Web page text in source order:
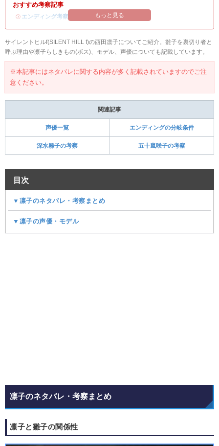
おすすめ考察記事
・ エンディング考察 もっと見る
サイレントヒルf(SILENT HILL f)の西田凛子についてご紹介。雛子を裏切り者と
呼ぶ理由や凛子らしきもの(ボス)、モデル、声優についても記載しています。
※本記事にはネタバレに関する内容が多く記載されていますのでご注
意ください。
関連記事
声優一覧 エンディングの分岐条件
深水雛子の考察 五十嵐咲子の考察
目次
▼凛子のネタバレ・考察まとめ
▼凛子の声優・モデル
凛子のネタバレ・考察まとめ
凛子と雛子の関係性